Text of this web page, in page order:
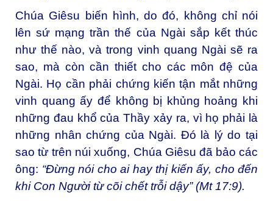
Chúa Giêsu biến hình, do đó, không chỉ nói
lên sứ mạng trần thế của Ngài sắp kết thúc
như thế nào, và trong vinh quang Ngài sẽ ra
sao, mà còn cần thiết cho các môn đệ của
Ngài. Họ cần phải chứng kiến tận mắt những
vinh quang ấy để không bị khủng hoảng khi
những đau khổ của Thầy xảy ra, vì họ phải là
những nhân chứng của Ngài. Đó là lý do tại
sao từ trên núi xuống, Chúa Giêsu đã bảo các
ông: “Đừng nói cho ai hay thị kiến ấy, cho đến
khi Con Người từ cõi chết trỗi dậy” (Mt 17:9).